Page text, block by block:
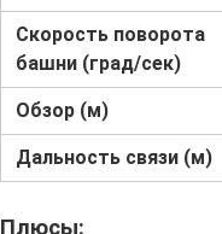
Скорость поворота
башни (град/сек)
Обзор (м)
Дальность связи (м)
Плюсы: